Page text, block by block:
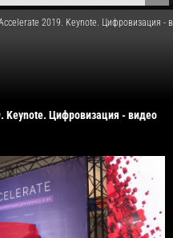
2019. Keynote. Цифровизация -
Keynote. Цифровизация - видео